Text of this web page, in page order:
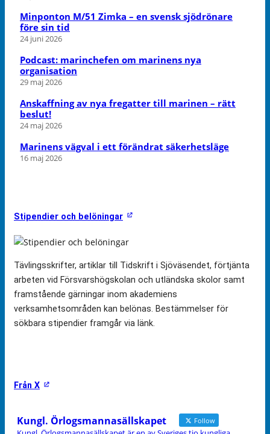
Minponton M/51 Zimka – en svensk sjödrönare
före sin tid
24 juni 2026
Podcast: marinchefen om marinens nya
organisation
29 maj 2026
Anskaffning av nya fregatter till marinen – rätt
beslut!
24 maj 2026
Marinens vägval i ett förändrat säkerhetsläge
16 maj 2026
Stipendier och belöningar
Tävlingsskrifter, artiklar till Tidskrift i Sjöväsendet, förtjänta
arbeten vid Försvarshögskolan och utländska skolor samt
framstående gärningar inom akademiens
verksamhetsområden kan belönas. Bestämmelser för
sökbara stipendier framgår via länk.
Från X
Kungl. Örlogsmannasällskapet Follow